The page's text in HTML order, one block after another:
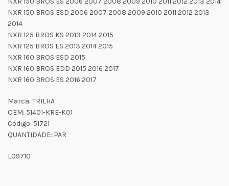
NXR 150 BROS ESD 2006 2007 2008 2009 2010 2011 2012 2013
2014
NXR 125 BROS KS 2013 2014 2015
NXR 125 BROS ES 2013 2014 2015
NXR 160 BROS ESD 2015
NXR 160 BROS EDD 2015 2016 2017
NXR 160 BROS ES 2016 2017
Marca: TRILHA
OEM: 51401-KRE-K01
Código: 51721
QUANTIDADE: PAR
L09710